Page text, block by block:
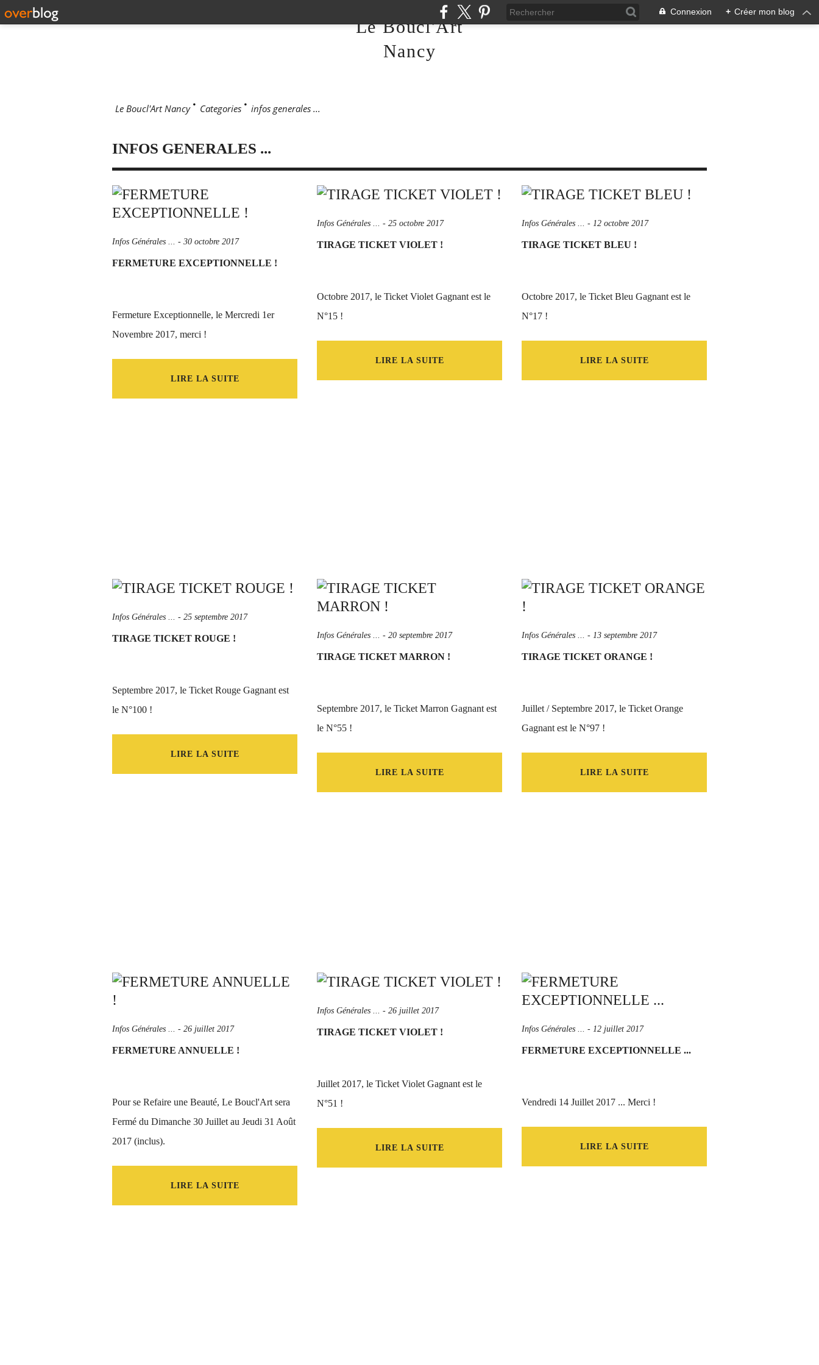
Connexion + Créer mon blog
Le Boucl'Art
Nancy
Le Boucl'Art Nancy > Categories > infos generales ...
INFOS GENERALES ...
Infos Générales ... - 30 octobre 2017
FERMETURE EXCEPTIONNELLE !
Fermeture Exceptionnelle, le Mercredi 1er
Novembre 2017, merci !
LIRE LA SUITE
Infos Générales ... - 25 octobre 2017
TIRAGE TICKET VIOLET !
Octobre 2017, le Ticket Violet Gagnant est le
N°15 !
LIRE LA SUITE
Infos Générales ... - 12 octobre 2017
TIRAGE TICKET BLEU !
Octobre 2017, le Ticket Bleu Gagnant est le
N°17 !
LIRE LA SUITE
Infos Générales ... - 25 septembre 2017
TIRAGE TICKET ROUGE !
Septembre 2017, le Ticket Rouge Gagnant est
le N°100 !
LIRE LA SUITE
Infos Générales ... - 20 septembre 2017
TIRAGE TICKET MARRON !
Septembre 2017, le Ticket Marron Gagnant est
le N°55 !
LIRE LA SUITE
Infos Générales ... - 13 septembre 2017
TIRAGE TICKET ORANGE !
Juillet / Septembre 2017, le Ticket Orange
Gagnant est le N°97 !
LIRE LA SUITE
Infos Générales ... - 26 juillet 2017
FERMETURE ANNUELLE !
Pour se Refaire une Beauté, Le Boucl'Art sera
Fermé du Dimanche 30 Juillet au Jeudi 31 Août
2017 (inclus).
LIRE LA SUITE
Infos Générales ... - 26 juillet 2017
TIRAGE TICKET VIOLET !
Juillet 2017, le Ticket Violet Gagnant est le
N°51 !
LIRE LA SUITE
Infos Générales ... - 12 juillet 2017
FERMETURE EXCEPTIONNELLE ...
Vendredi 14 Juillet 2017 ... Merci !
LIRE LA SUITE